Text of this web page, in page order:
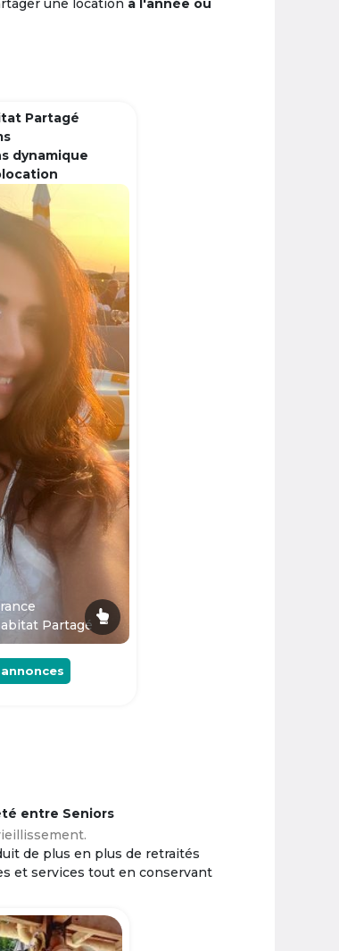
une location à l'année ou
Partagé
dynamique
Partagé
annonces
entre Seniors
de plus en plus de retraités
et services tout en conservant